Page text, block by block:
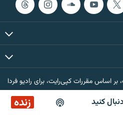
کنید زنده ۱۴
بر اساس مقررات کپی‌رایت، برای رادیو فردا